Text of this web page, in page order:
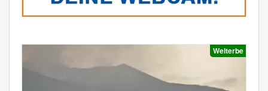
Welterbe